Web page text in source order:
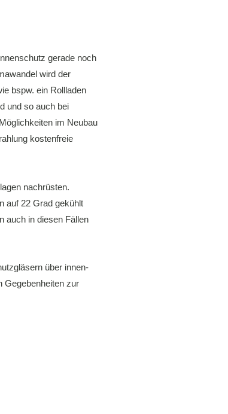
gerade noch
wird der
bspw. ein Rollladen
und so auch bei
im Neubau
kostenfreie
nachrüsten.
auf 22 Grad gekühlt
auch in diesen Fällen
über innen-
Gegebenheiten zur